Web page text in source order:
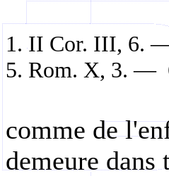
1. II Cor. III, 6.
5. Rom. X, 3. —
comme de
demeure